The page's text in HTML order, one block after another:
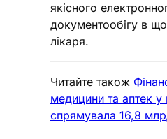
якісного
документообігу в
лікаря.
Читайте також
медицини та аптек у
спрямувала 16,8